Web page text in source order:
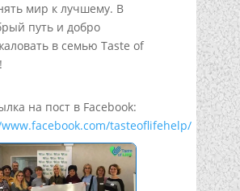
мир к лучшему. В
путь и добро
в семью Taste of
на пост в Facebook:
tasteoflifehelp/